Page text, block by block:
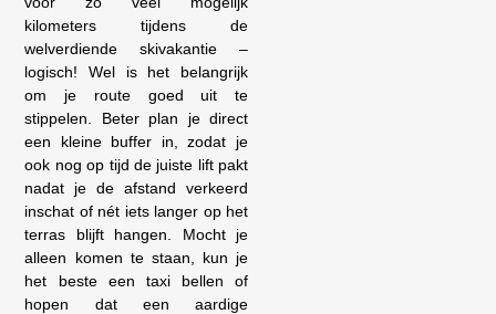
kilometers tijdens de
welverdiende skivakantie –
logisch! Wel is het belangrijk
om je route goed uit te
stippelen. Beter plan je direct
een kleine buffer in, zodat je
ook nog op tijd de juiste lift pakt
nadat je de afstand verkeerd
inschat of nét iets langer op het
terras blijft hangen. Mocht je
alleen komen te staan, kun je
het beste een taxi bellen of
hopen dat een aardige